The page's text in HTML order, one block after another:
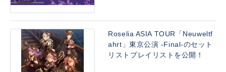
Roselia ASIA TOUR「Neuweltf
ahrt」東京公演 -Final-のセット
リストプレイリストを公開！